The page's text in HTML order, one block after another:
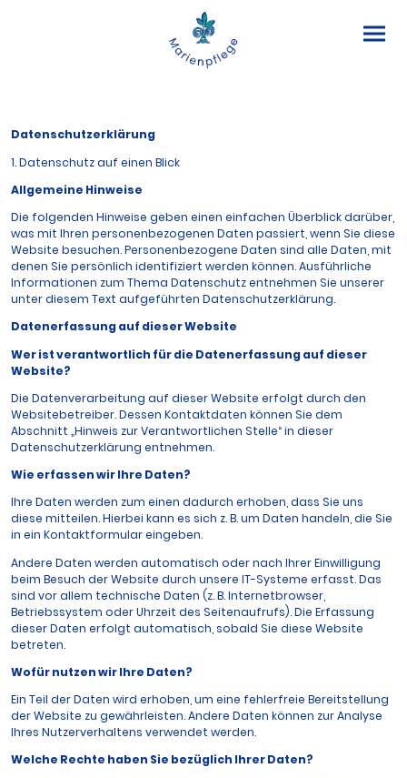
Datenschutzerklärung
1. Datenschutz auf einen Blick
Allgemeine Hinweise
Die folgenden Hinweise geben einen einfachen Überblick darüber,
was mit Ihren personenbezogenen Daten passiert, wenn Sie diese
Website besuchen. Personenbezogene Daten sind alle Daten, mit
denen Sie persönlich identifiziert werden können. Ausführliche
Informationen zum Thema Datenschutz entnehmen Sie unserer
unter diesem Text aufgeführten Datenschutzerklärung.
Datenerfassung auf dieser Website
Wer ist verantwortlich für die Datenerfassung auf dieser
Website?
Die Datenverarbeitung auf dieser Website erfolgt durch den
Websitebetreiber. Dessen Kontaktdaten können Sie dem
Abschnitt „Hinweis zur Verantwortlichen Stelle“ in dieser
Datenschutzerklärung entnehmen.
Wie erfassen wir Ihre Daten?
Ihre Daten werden zum einen dadurch erhoben, dass Sie uns
diese mitteilen. Hierbei kann es sich z. B. um Daten handeln, die Sie
in ein Kontaktformular eingeben.
Andere Daten werden automatisch oder nach Ihrer Einwilligung
beim Besuch der Website durch unsere IT-Systeme erfasst. Das
sind vor allem technische Daten (z. B. Internetbrowser,
Betriebssystem oder Uhrzeit des Seitenaufrufs). Die Erfassung
dieser Daten erfolgt automatisch, sobald Sie diese Website
betreten.
Wofür nutzen wir Ihre Daten?
Ein Teil der Daten wird erhoben, um eine fehlerfreie Bereitstellung
der Website zu gewährleisten. Andere Daten können zur Analyse
Ihres Nutzerverhaltens verwendet werden.
Welche Rechte haben Sie bezüglich Ihrer Daten?